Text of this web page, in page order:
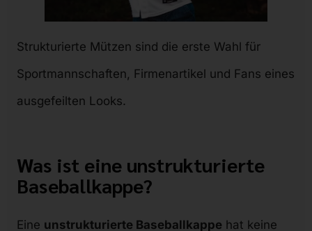
Strukturierte Mützen sind die erste Wahl für
Sportmannschaften, Firmenartikel und Fans eines
ausgefeilten Looks.
Was ist eine unstrukturierte
Baseballkappe?
Eine unstrukturierte Baseballkappe hat keine